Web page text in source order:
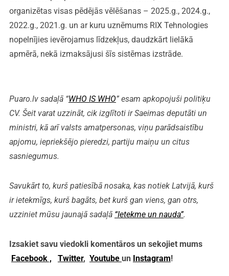
organizētas visas pēdējās vēlēšanas – 2025.g., 2024.g.,
2022.g., 2021.g. un ar kuru uznēmums RIX Tehnologies
nopelnījies ievērojamus līdzekļus, daudzkārt lielākā
apmērā, nekā izmaksājusi šīs sistēmas izstrāde.
Puaro.lv sadaļā “WHO IS WHO” esam apkopojuši politiķu
CV. Šeit varat uzzināt, cik izglītoti ir Saeimas deputāti un
ministri, kā arī valsts amatpersonas, viņu parādsaistību
apjomu, iepriekšējo pieredzi, partiju maiņu un citus
sasniegumus.
Savukārt to, kurš patiesībā nosaka, kas notiek Latvijā, kurš
ir ietekmīgs, kurš bagāts, bet kurš gan viens, gan otrs,
uzziniet mūsu jaunajā sadaļā “Ietekme un nauda”.
Izsakiet savu viedokli komentāros un sekojiet mums
Facebook ,
Twitter, Youtube un Instagram!